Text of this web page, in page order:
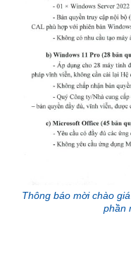
Thông báo mời chào
phần